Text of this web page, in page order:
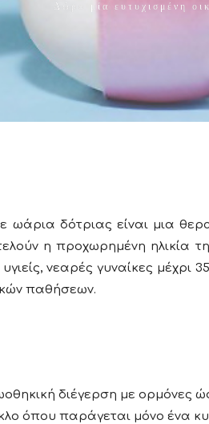
Δώρο μία ευτυχισμένη
δότριας είναι μια
η προχωρημένη
νεαρές γυναίκες μέχρι
παθήσεων.
διέγερση με ορμόνες
όπου παράγεται μόνο ένα